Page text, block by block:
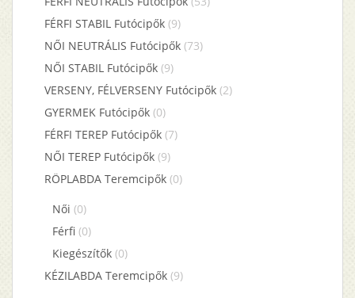
FÉRFI STABIL Futócipők (9)
NŐI NEUTRÁLIS Futócipők (73)
NŐI STABIL Futócipők (9)
VERSENY, FÉLVERSENY Futócipők (2)
GYERMEK Futócipők (0)
FÉRFI TEREP Futócipők (7)
NŐI TEREP Futócipők (9)
RÖPLABDA Teremcipők (0)
Női (0)
Férfi (0)
Kiegészítők (0)
KÉZILABDA Teremcipők (9)